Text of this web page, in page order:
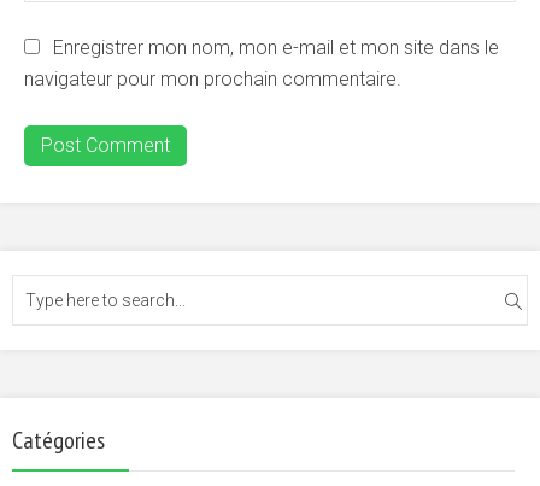
Enregistrer mon nom, mon e-mail et mon site dans le
navigateur pour mon prochain commentaire.
Catégories